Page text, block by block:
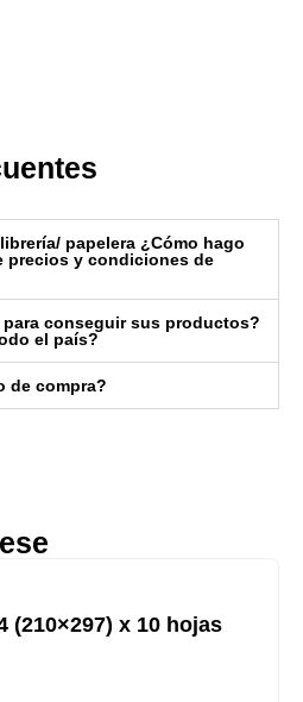
papelera ¿Cómo hago
precios y condiciones de
para conseguir sus productos?
el país?
de compra?
(210×297) x 10 hojas